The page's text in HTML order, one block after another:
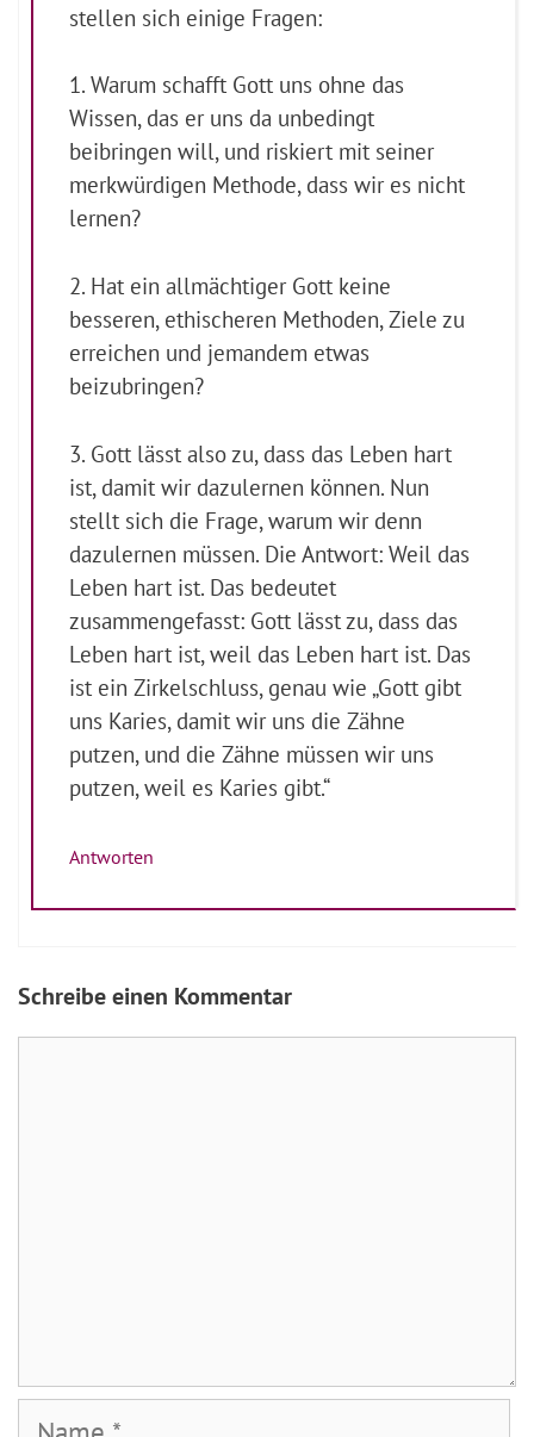
stellen sich einige Fragen:
1. Warum schafft Gott uns ohne das
Wissen, das er uns da unbedingt
beibringen will, und riskiert mit seiner
merkwürdigen Methode, dass wir es nicht
lernen?
2. Hat ein allmächtiger Gott keine
besseren, ethischeren Methoden, Ziele zu
erreichen und jemandem etwas
beizubringen?
3. Gott lässt also zu, dass das Leben hart
ist, damit wir dazulernen können. Nun
stellt sich die Frage, warum wir denn
dazulernen müssen. Die Antwort: Weil das
Leben hart ist. Das bedeutet
zusammengefasst: Gott lässt zu, dass das
Leben hart ist, weil das Leben hart ist. Das
ist ein Zirkelschluss, genau wie „Gott gibt
uns Karies, damit wir uns die Zähne
putzen, und die Zähne müssen wir uns
putzen, weil es Karies gibt.“
Antworten
Schreibe einen Kommentar